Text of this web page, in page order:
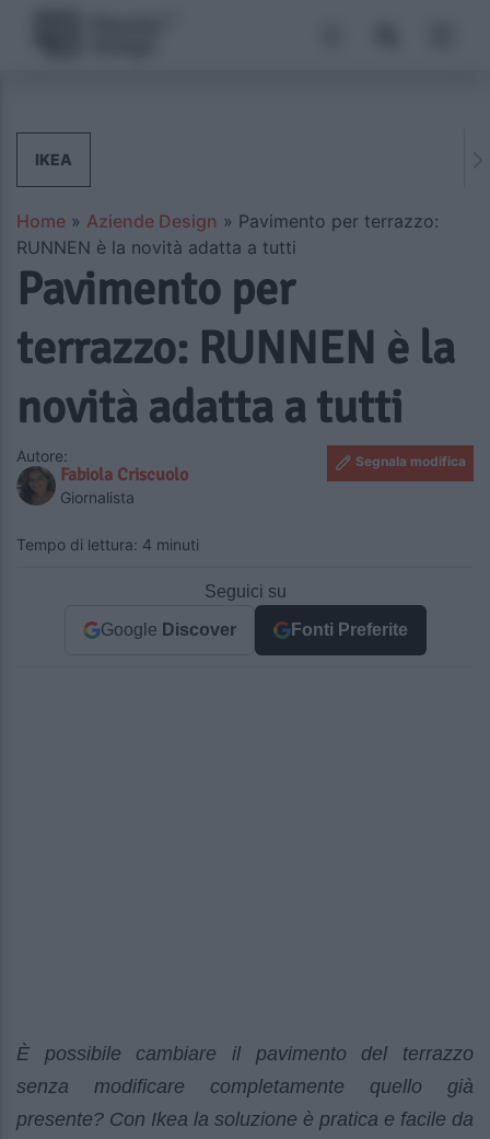
IKEA
Home » Aziende Design » Pavimento per terrazzo:
RUNNEN è la novità adatta a tutti
Pavimento per
terrazzo: RUNNEN è la
novità adatta a tutti
Autore:
Fabiola Criscuolo
Giornalista
Segnala modifica
Tempo di lettura: 4 minuti
Seguici su
Google Discover Fonti Preferite
È possibile cambiare il pavimento del terrazzo
senza modificare completamente quello già
presente? Con Ikea la soluzione è pratica e facile da